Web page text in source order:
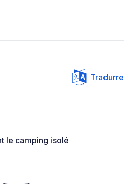
Tradurre
le camping isolé